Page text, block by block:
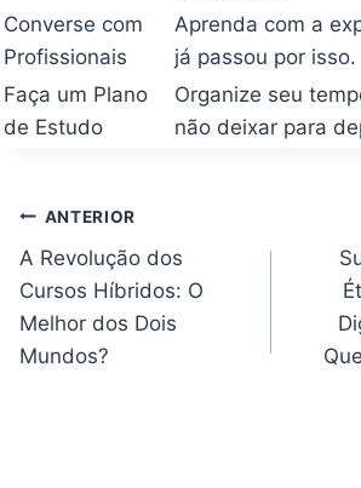
Converse com
Profissionais
Aprenda com a
já passou por isso.
Faça um Plano
de Estudo
Organize seu
não deixar para
Navegação
Post
ANTERIOR
A Revolução dos
Cursos Híbridos: O
Melhor dos Dois
Mundos?